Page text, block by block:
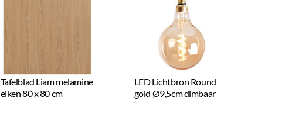
Tafelblad Liam melamine
eiken 80 x 80 cm
LED Lichtbron Round
gold Ø9,5cm dimbaar